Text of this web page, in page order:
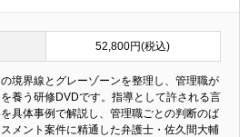
52,800円(税込)
境界線とグレーゾーンを整理し、管理職が
養う研修DVDです。指導として許される言
具体事例で解説し、管理職ごとの判断のば
メント案件に精通した弁護士・佐久間大輔